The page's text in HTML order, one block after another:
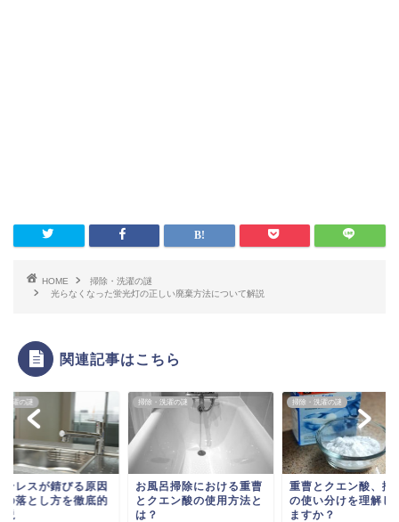
HOME
掃除・洗濯の謎
光らなくなった蛍光灯の正しい廃棄方法について解説
関連記事はこちら
洗濯の謎
ンレスが錆びる原因
の落とし方を徹底的
説
掃除・洗濯の謎
お風呂掃除における重曹
とクエン酸の使用方法と
は？
掃除・洗濯の謎
重曹とクエン酸、掃
の使い分けを理解し
ますか？